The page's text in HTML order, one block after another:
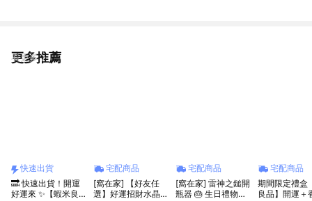
更多推薦
看更多
快速出貨
🔜 快速出貨！開運
好運來 ✨【蝦米良
宅配商品
[窩在家] 【好友任
選】好運招財水晶樹
宅配商品
[窩在家] 雷神之鎚開
瓶器 🎂 生日禮物｜
宅配商品
期間限定禮盒
良品】開運＋